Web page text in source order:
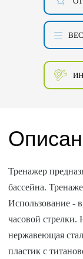
Тренажер
бассейна.
Использование -
часовой стрелки.
нержавеющая
пластик с